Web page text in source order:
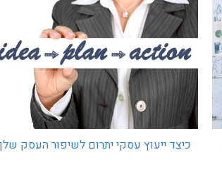
כיצד ייעוץ עסקי יתרום לשיפור העסק